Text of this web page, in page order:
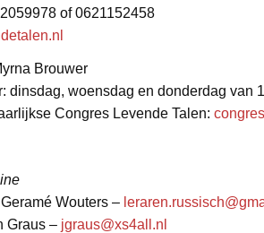
of 0621152458
Brouwer
dinsdag, woensdag en donderdag van
Congres Levende Talen:
Wouters –
Graus – jgraus@xs4all.nl